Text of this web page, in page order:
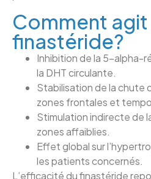
Comment agit
finastéride?
Inhibition de la 5-alpha-
la DHT circulante.
Stabilisation de la chute
zones frontales et
Stimulation indirecte de
zones affaiblies.
Effet global sur
les patients concernés.
L’efficacité du finastéride